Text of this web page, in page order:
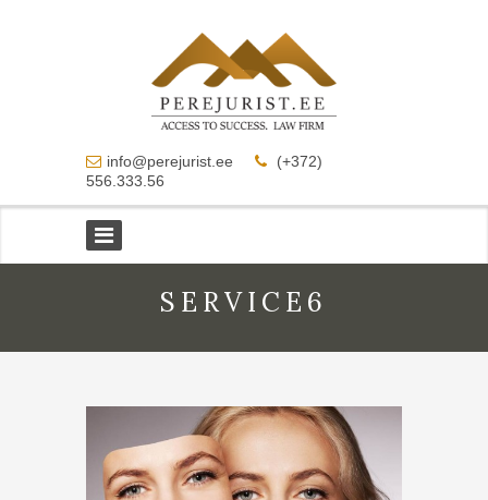
info@perejurist.ee
(+372)
556.333.56
SERVICE6